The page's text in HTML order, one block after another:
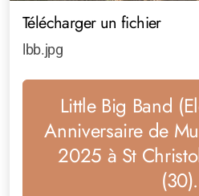
Télécharger un fichier
lbb.jpg
Little Big Band
Anniversaire de
2025 à St
(30).